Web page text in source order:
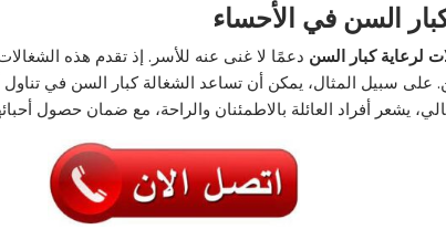
السن في الأحساء
لرعاية كبار السن دعمًا لا غنى عنه للأسر. إذ تقدم هذه
على سبيل المثال، يمكن أن تساعد الشغالة كبار السن في
يشعر أفراد العائلة بالاطمئنان والراحة، مع ضمان حصول